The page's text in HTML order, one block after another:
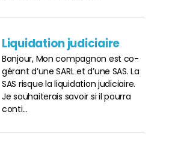
Liquidation judiciaire
Bonjour, Mon compagnon est co-
gérant d’une SARL et d’une SAS. La
SAS risque la liquidation judiciaire.
Je souhaiterais savoir si il pourra
conti...